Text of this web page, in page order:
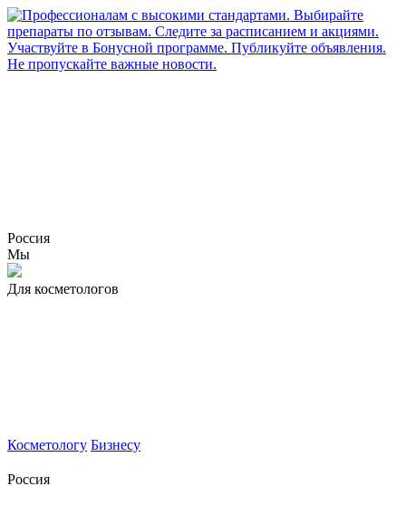
Россия
Мы
Для косметологов
Косметологу Бизнесу
Россия